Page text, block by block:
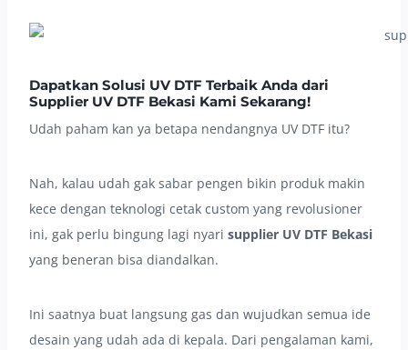
Dapatkan Solusi UV DTF Terbaik Anda dari
Supplier UV DTF Bekasi Kami Sekarang!
Udah paham kan ya betapa nendangnya UV DTF itu?
Nah, kalau udah gak sabar pengen bikin produk makin
kece dengan teknologi cetak custom yang revolusioner
ini, gak perlu bingung lagi nyari supplier UV DTF Bekasi
yang beneran bisa diandalkan.
Ini saatnya buat langsung gas dan wujudkan semua ide
desain yang udah ada di kepala. Dari pengalaman kami,